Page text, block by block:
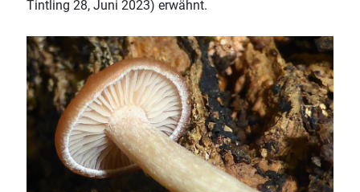
Tintling 28, Juni 2023) erwähnt.